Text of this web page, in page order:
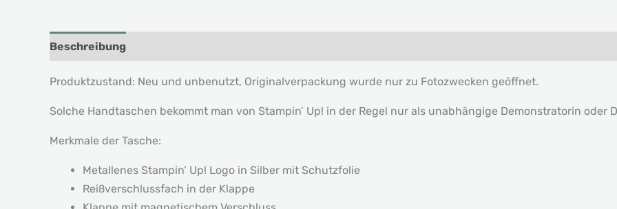
Beschreibung
Produktzustand: Neu und unbenutzt, Originalverpackung wurde nur zu Fotozwecken geöffnet.
Solche Handtaschen bekommt man von Stampin’ Up! in der Regel nur als unabhängige Demonstratorin
Merkmale der Tasche:
Metallenes Stampin’ Up! Logo in Silber mit Schutzfolie
Reißverschlussfach in der Klappe